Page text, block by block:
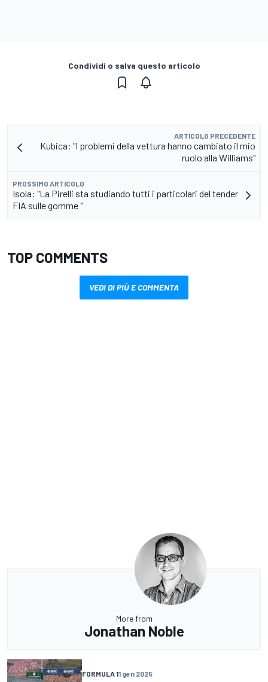
Condividi o salva questo articolo
ARTICOLO PRECEDENTE
Kubica: "I problemi della vettura hanno cambiato il mio
ruolo alla Williams"
PROSSIMO ARTICOLO
Isola: "La Pirelli sta studiando tutti i particolari del tender
FIA sulle gomme "
TOP COMMENTS
VEDI DI PIÙ E COMMENTA
More from
Jonathan Noble
FORMULA 11 gen 2025